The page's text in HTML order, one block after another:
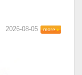
2026-08-05